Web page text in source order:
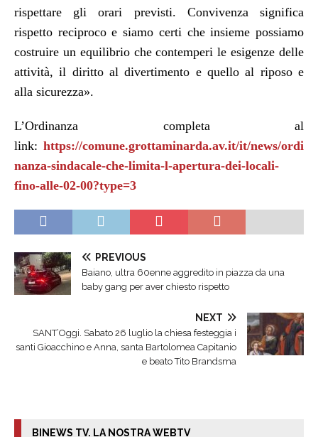
rispettare gli orari previsti. Convivenza significa
rispetto reciproco e siamo certi che insieme possiamo
costruire un equilibrio che contemperi le esigenze delle
attività, il diritto al divertimento e quello al riposo e
alla sicurezza».
L’Ordinanza completa al
link: https://comune.grottaminarda.av.it/it/news/ordi
nanza-sindacale-che-limita-l-apertura-dei-locali-
fino-alle-02-00?type=3
PREVIOUS
Baiano, ultra 60enne aggredito in piazza da una
baby gang per aver chiesto rispetto
NEXT
SANT’Oggi. Sabato 26 luglio la chiesa festeggia i
santi Gioacchino e Anna, santa Bartolomea Capitanio
e beato Tito Brandsma
BINEWS TV. LA NOSTRA WEBTV